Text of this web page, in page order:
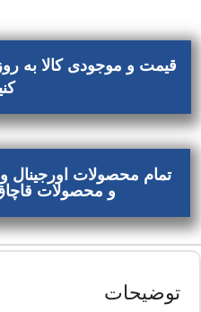
قیمت و موجودی کالا به
تمام محصولات اورجینال
و محصولات
توضیحات